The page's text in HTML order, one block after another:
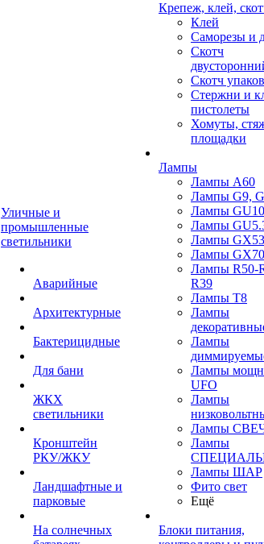
Уличные и
промышленные
светильники
Аварийные
Архитектурные
Бактерицидные
Для бани
ЖКХ
светильники
Кронштейн
РКУ/ЖКУ
Ландшафтные и
парковые
На солнечных
Крепеж, клей,
Клей
Саморезы и
Скотч
Скотч
Стержни и
пистолеты
Хомуты,
площадки
Лампы
Лампы А60
Лампы G9,
Лампы GU10
Лампы
Лампы GX53
Лампы GX70
Лампы R50-
R39
Лампы T8
Лампы
Лампы
Лампы
UFO
Лампы
Лампы
Лампы
Лампы ШАР
Фито свет
Ещё
Блоки питания,